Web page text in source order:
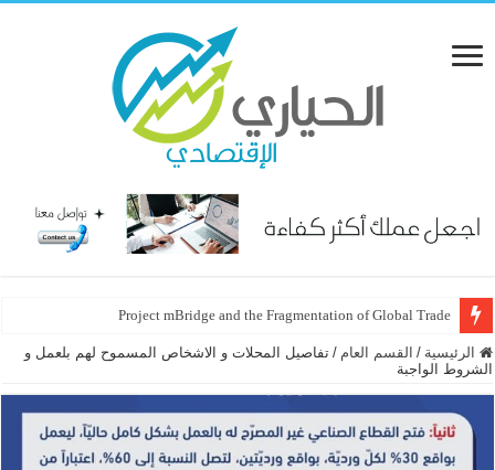
Project mBridge and the Fragmentation of Global Trade
الرئيسية / القسم العام / تفاصيل المحلات و الاشخاص المسموح لهم بلعمل و
الشروط الواجبة